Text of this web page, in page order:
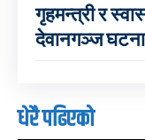
गृहमन्त्री र
देवानगञ्ज
धेरै पढिएको